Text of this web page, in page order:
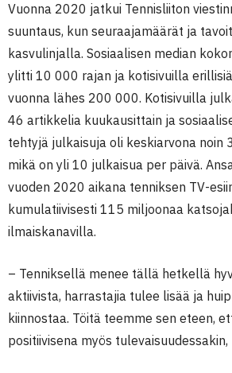
Vuonna 2020 jatkui Tennisliiton
suuntaus, kun seuraajamäärät ja
kasvulinjalla. Sosiaalisen median
ylitti 10 000 rajan ja kotisivuilla
vuonna lähes 200 000. Kotisivuilla
46 artikkelia kuukausittain ja
tehtyjä julkaisuja oli keskiarvona noin
mikä on yli 10 julkaisua per päivä.
vuoden 2020 aikana tenniksen TV-
kumulatiivisesti 115 miljoonaa
ilmaiskanavilla.
– Tenniksellä menee tällä hetkellä
aktiivista, harrastajia tulee lisää ja
kiinnostaa. Töitä teemme sen eteen,
positiivisena myös